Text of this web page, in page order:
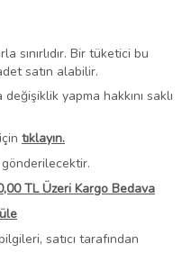
sınırlıdır. Bir tüketici bu
satın alabilir.
yapma hakkını saklı
tıklayın.
TL Üzeri Kargo Bedava
satıcı tarafından